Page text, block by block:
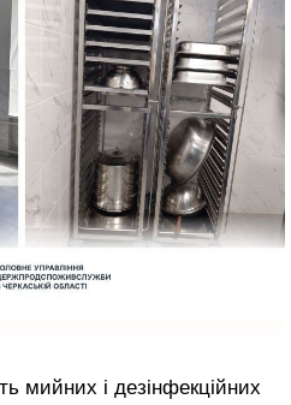
мийних і дезінфекційних